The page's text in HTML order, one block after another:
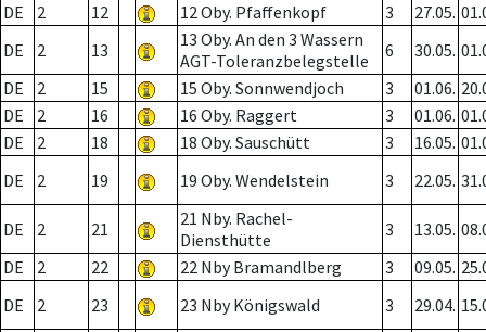
DE
2 12 12 Oby. Pfaffenkopf 3 27.05.
DE
2 13
13 Oby. An den 3 Wassern
AGT-Toleranzbelegstelle
6 30.05.
DE
2 15 15 Oby. Sonnwendjoch 3 01.06.
DE
2 16 16 Oby. Raggert 3 01.06.
DE
2 18 18 Oby. Sauschütt 3 16.05.
DE
2 19 19 Oby. Wendelstein 3 22.05.
DE 2 21
21 Nby. Rachel-
Diensthütte
3 13.05.
DE
2 22 22 Nby Bramandlberg 3 09.05.
DE
2 23 23 Nby Königswald 3 29.04.